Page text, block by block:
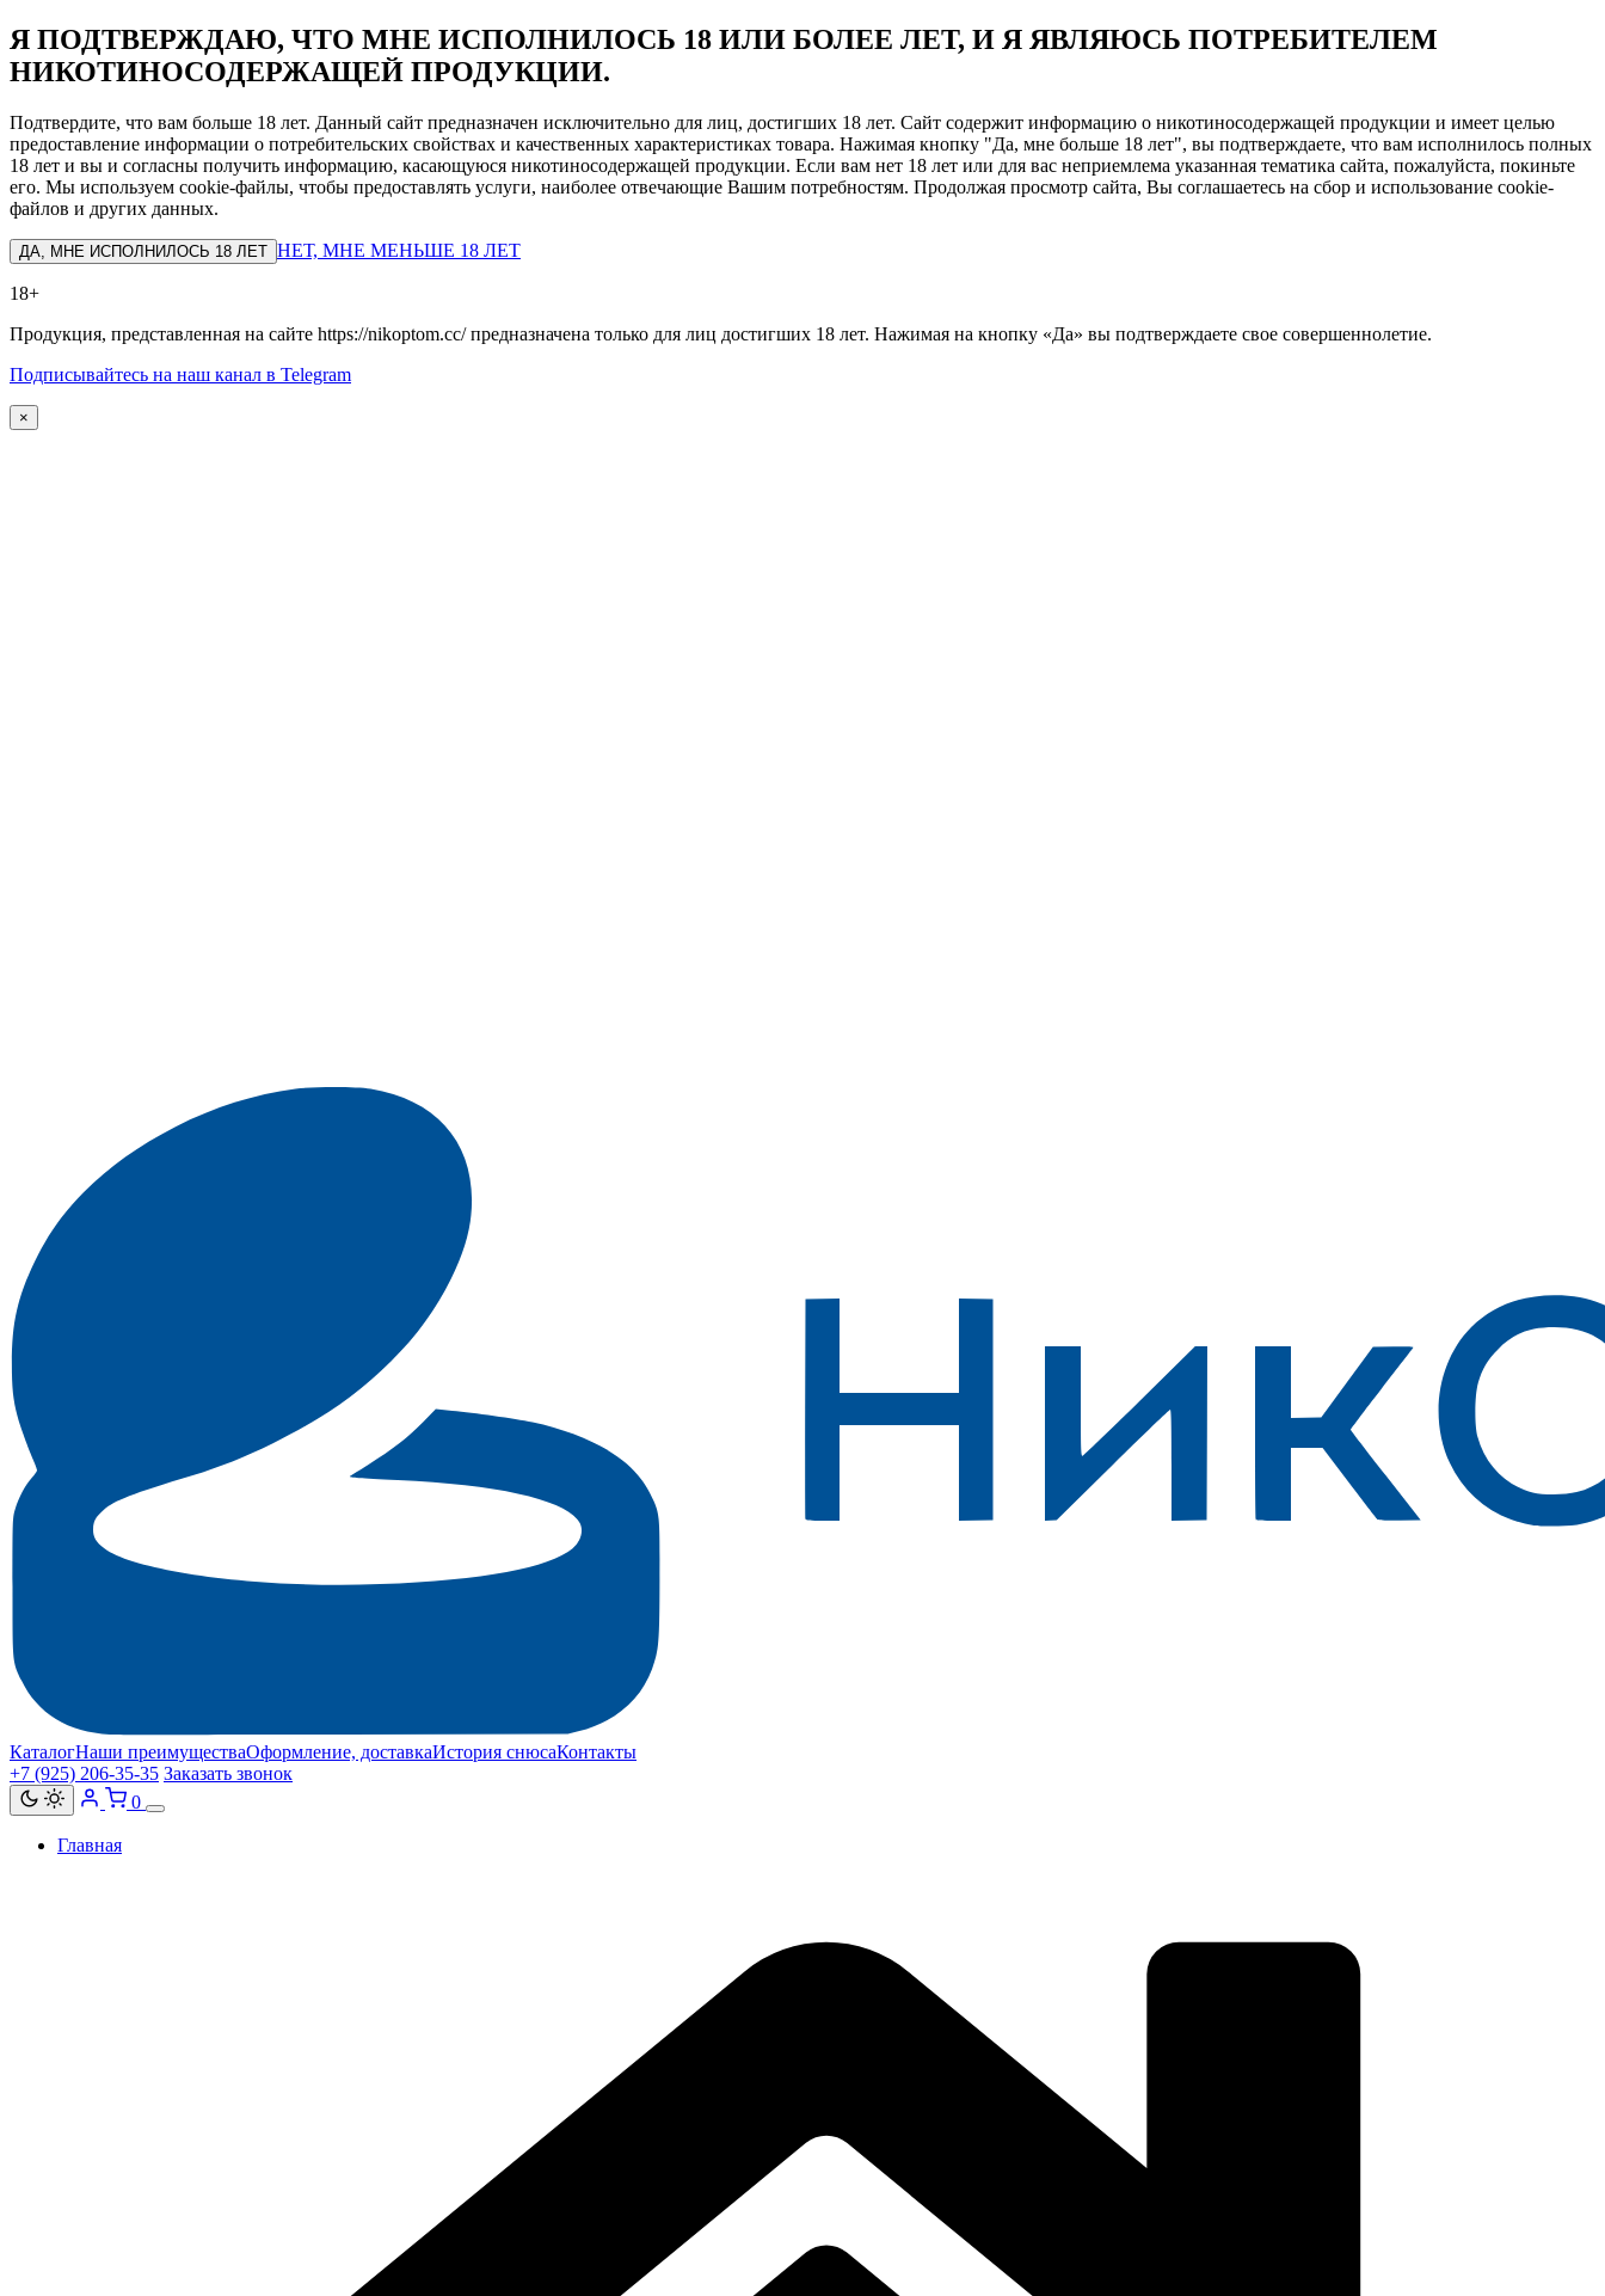
Я ПОДТВЕРЖДАЮ, ЧТО МНЕ ИСПОЛНИЛОСЬ 18 ИЛИ БОЛЕЕ ЛЕТ, И Я ЯВЛЯЮСЬ ПОТРЕБИТЕЛЕМ
НИКОТИНОСОДЕРЖАЩЕЙ ПРОДУКЦИИ.
Подтвердите, что вам больше 18 лет. Данный сайт предназначен исключительно для лиц, достигших 18 лет. Сайт содержит информацию о никотиносодержащей продукции и имеет целью
предоставление информации о потребительских свойствах и качественных характеристиках товара. Нажимая кнопку "Да, мне больше 18 лет", вы подтверждаете, что вам исполнилось полных
18 лет и вы и согласны получить информацию, касающуюся никотиносодержащей продукции. Если вам нет 18 лет или для вас неприемлема указанная тематика сайта, пожалуйста, покиньте
его. Мы используем cookie-файлы, чтобы предоставлять услуги, наиболее отвечающие Вашим потребностям. Продолжая просмотр сайта, Вы соглашаетесь на сбор и использование cookie-
файлов и других данных.
ДА, МНЕ ИСПОЛНИЛОСЬ 18 ЛЕТ НЕТ, МНЕ МЕНЬШЕ 18 ЛЕТ
18+
Продукция, представленная на сайте https://nikoptom.cc/ предназначена только для лиц достигших 18 лет. Нажимая на кнопку «Да» вы подтверждаете свое совершеннолетие.
Подписывайтесь на наш канал в Telegram
×
КаталогНаши преимуществаОформление, доставкаИстория снюсаКонтакты
+7 (925) 206‑35‑35 Заказать звонок
0
Главная